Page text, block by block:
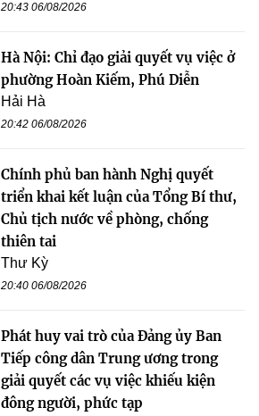
20:43 06/08/2026
Hà Nội: Chỉ đạo giải quyết vụ việc ở
phường Hoàn Kiếm, Phú Diễn
Hải Hà
20:42 06/08/2026
Chính phủ ban hành Nghị quyết
triển khai kết luận của Tổng Bí thư,
Chủ tịch nước về phòng, chống
thiên tai
Thư Kỳ
20:40 06/08/2026
Phát huy vai trò của Đảng ủy Ban
Tiếp công dân Trung ương trong
giải quyết các vụ việc khiếu kiện
đông người, phức tạp